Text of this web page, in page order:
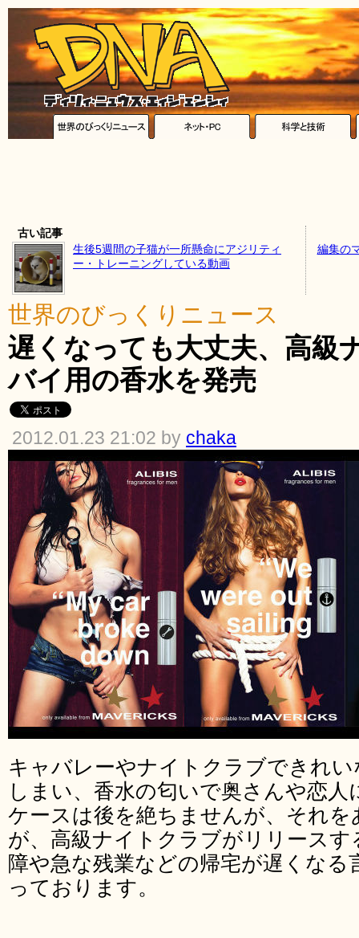
古い記事
生後5週間の子猫が一所懸命にアジリティ
ー・トレーニングしている動画
編集の
世界のびっくりニュース
遅くなっても大丈夫、高級
バイ用の香水を発売
2012.01.23 21:02 by chaka
キャバレーやナイトクラブできれ
しまい、香水の匂いで奥さんや恋
ケースは後を絶ちませんが、それ
が、高級ナイトクラブがリリース
障や急な残業などの帰宅が遅くな
っております。